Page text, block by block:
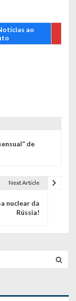
ao
de
Next Article
nuclear da
Rússia!